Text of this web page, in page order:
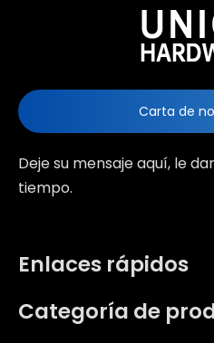
Carta de
Deje su mensaje aquí, le
tiempo.
Enlaces rápidos
Categoría de